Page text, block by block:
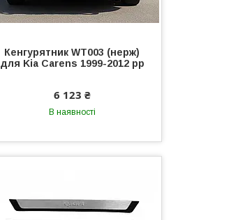
Кенгурятник WT003 (нерж)
для Kia Carens 1999-2012 рр
6 123 ₴
В наявності